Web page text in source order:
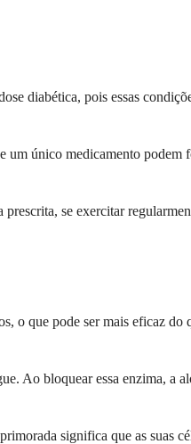
diabética, pois essas
um único medicamento podem
se exercitar
o que pode ser mais eficaz do
Ao bloquear essa enzima, a
significa que as suas